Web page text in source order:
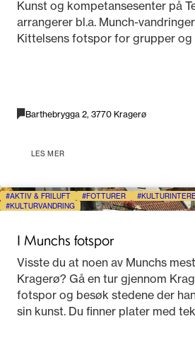
Kunst og kompetansesenter på
arrangerer bl.a. Munch-
Kittelsens fotspor for grupper og
Barthebrygga 2, 3770 Kragerø
LES MER
AKTIV & FRILUFT FOTTURER
KULTURVANDRING
I Munchs fotspor
Visste du at noen av Munchs
Kragerø? Gå en tur gjennom
fotspor og besøk stedene der
sin kunst. Du finner plater med